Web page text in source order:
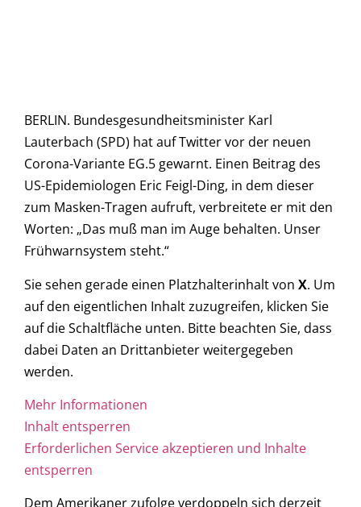
BERLIN. Bundesgesundheitsminister Karl
Lauterbach (SPD) hat auf Twitter vor der neuen
Corona-Variante EG.5 gewarnt. Einen Beitrag des
US-Epidemiologen Eric Feigl-Ding, in dem dieser
zum Masken-Tragen aufruft, verbreitete er mit den
Worten: „Das muß man im Auge behalten. Unser
Frühwarnsystem steht.“
Sie sehen gerade einen Platzhalterinhalt von X. Um
auf den eigentlichen Inhalt zuzugreifen, klicken Sie
auf die Schaltfläche unten. Bitte beachten Sie, dass
dabei Daten an Drittanbieter weitergegeben
werden.
Mehr Informationen
Inhalt entsperren
Erforderlichen Service akzeptieren und Inhalte
entsperren
Dem Amerikaner zufolge verdoppeln sich derzeit